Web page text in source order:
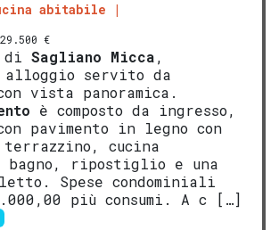
abitabile
29.500 €
di Sagliano Micca,
alloggio servito da
vista panoramica.
è composto da ingresso,
pavimento in legno con
terrazzino, cucina
ripostiglio e una
Spese condominiali
più consumi. A c […]